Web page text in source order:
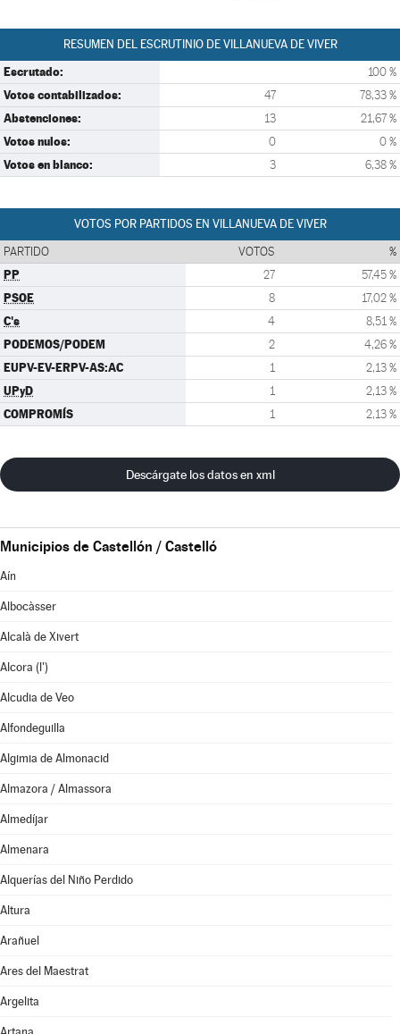
RESUMEN DEL ESCRUTINIO DE VILLANUEVA DE VIVER
Escrutado: 100 %
Votos contabilizados: 47 78,33 %
Abstenciones: 13 21,67 %
Votos nulos: 0 0 %
Votos en blanco: 3 6,38 %
VOTOS POR PARTIDOS EN VILLANUEVA DE VIVER
PARTIDO VOTOS %
PP 27 57,45 %
PSOE 8 17,02 %
C's 4 8,51 %
PODEMOS/PODEM 2 4,26 %
EUPV-EV-ERPV-AS:AC 1 2,13 %
UPyD 1 2,13 %
COMPROMÍS 1 2,13 %
Descárgate los datos en xml
Municipios de Castellón / Castelló
Aín
Albocàsser
Alcalà de Xivert
Alcora (l')
Alcudia de Veo
Alfondeguilla
Algimia de Almonacid
Almazora / Almassora
Almedíjar
Almenara
Alquerías del Niño Perdido
Altura
Arañuel
Ares del Maestrat
Argelita